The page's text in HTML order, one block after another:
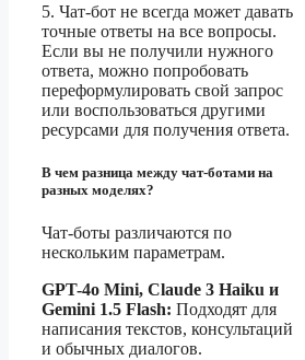
5. Чат-бот не всегда может давать
точные ответы на все вопросы.
Если вы не получили нужного
ответа, можно попробовать
переформулировать свой запрос
или воспользоваться другими
ресурсами для получения ответа.
В чем разница между чат-ботами на
разных моделях?
Чат-боты различаются по
нескольким параметрам.
GPT-4o Mini, Claude 3 Haiku и
Gemini 1.5 Flash: Подходят для
написания текстов, консультаций
и обычных диалогов.